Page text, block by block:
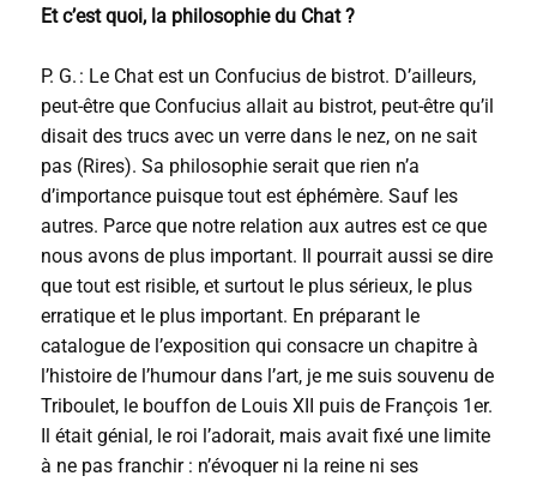
Et c’est quoi, la philosophie du Chat ?
P. G. : Le Chat est un Confucius de bistrot. D’ailleurs,
peut-être que Confucius allait au bistrot, peut-être qu’il
disait des trucs avec un verre dans le nez, on ne sait
pas (Rires). Sa philosophie serait que rien n’a
d’importance puisque tout est éphémère. Sauf les
autres. Parce que notre relation aux autres est ce que
nous avons de plus important. Il pourrait aussi se dire
que tout est risible, et surtout le plus sérieux, le plus
erratique et le plus important. En préparant le
catalogue de l’exposition qui consacre un chapitre à
l’histoire de l’humour dans l’art, je me suis souvenu de
Triboulet, le bouffon de Louis XII puis de François 1er.
Il était génial, le roi l’adorait, mais avait fixé une limite
à ne pas franchir : n’évoquer ni la reine ni ses